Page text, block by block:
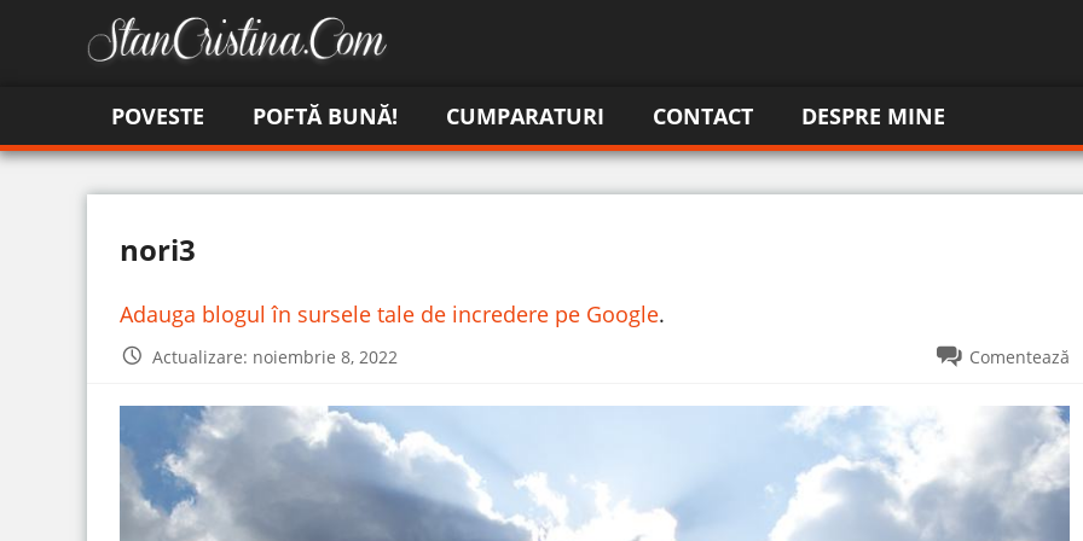
POVESTE POFTĂ BUNĂ! CUMPARATURI CONTACT DESPRE MINE
nori3
Adauga blogul în sursele tale de incredere pe Google.
Actualizare: noiembrie 8, 2022 Comentează